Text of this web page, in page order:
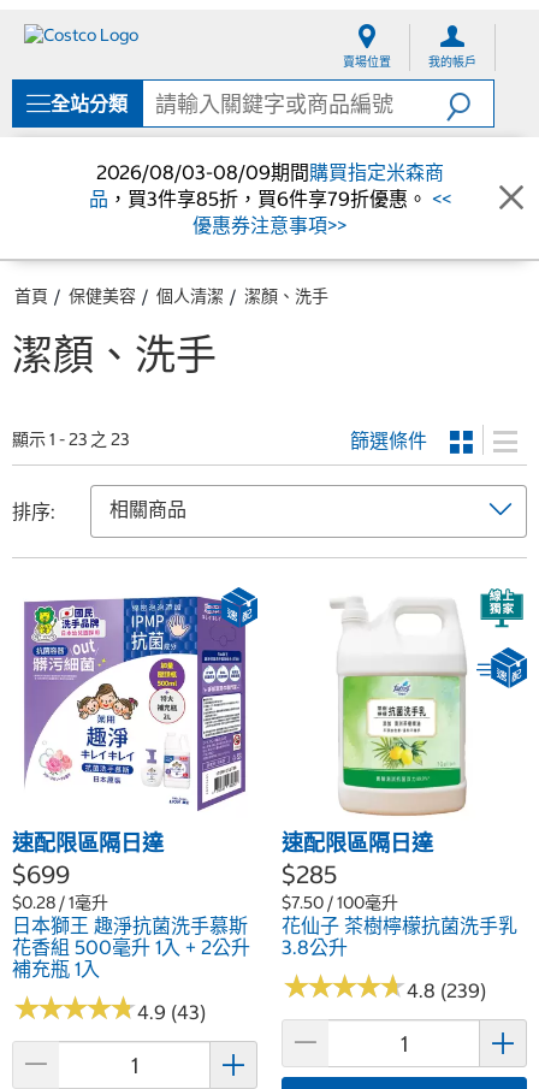
單
賣場位置 我的帳戶
全站分類
2026/08/03-08/09期間購買指定米森商
品 ，買3件享85折，買6件享79折優惠。 <<
優惠券注意事項>>
首頁 保健美容 個人清潔 潔顏、洗手
潔顏、洗手
顯示 1 - 23 之 23 篩選條件
排序:
速配限區隔日達
$699
$0.28 / 1毫升
日本獅王 趣淨抗菌洗手慕斯
花香組 500毫升 1入 + 2公升
補充瓶 1入
★★★★★
★★★★★4.9 (43)
速配限區隔日達
$285
$7.50 / 100毫升
花仙子 茶樹檸檬抗菌洗手乳
3.8公升
★★★★★
★★★★★4.8 (239)